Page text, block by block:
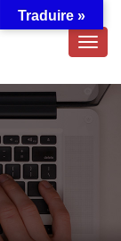
Traduire »